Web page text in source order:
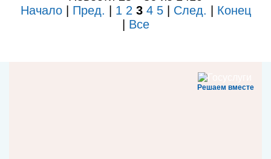
Начало| Пред. 1 2 3 4 5| След.
Конец
Все
Решаем вместе